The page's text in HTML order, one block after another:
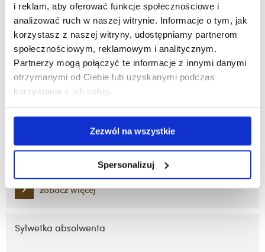
i reklam, aby oferować funkcje społecznościowe i
analizować ruch w naszej witrynie. Informacje o tym, jak
korzystasz z naszej witryny, udostępniamy partnerom
społecznościowym, reklamowym i analitycznym.
Partnerzy mogą połączyć te informacje z innymi danymi
otrzymanymi od Ciebie lub uzyskanymi podczas
korzystania z ich usług.
Zezwól na wszystkie
Spersonalizuj
Zajęcia praktyczne
Repetytorium
zobacz więcej
Sylwetka absolwenta